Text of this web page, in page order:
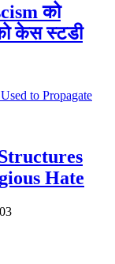
को
केस स्टडी
Hate